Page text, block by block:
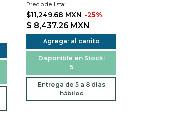
Precio de lista:
$11,249.68 MXN -25%
$ 8,437.26 MXN
Agregar al carrito
Disponible en Stock:
5
Entrega de 5 a 8 días
hábiles